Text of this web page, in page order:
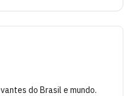
do Brasil e mundo.